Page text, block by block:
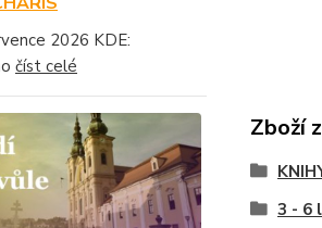
2026 KDE:
číst celé
Zboží
3 - 6